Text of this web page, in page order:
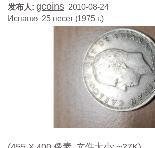
发布人: gcoins 2010-08-24
Испания 25 песет (1975 г.)